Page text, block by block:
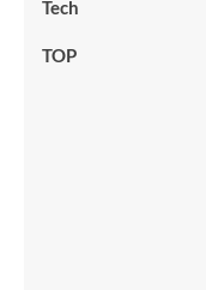
Tech
TOP